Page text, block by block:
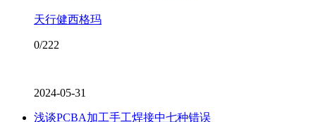
天行健西格玛
0/222
2024-05-31
浅谈PCBA加工手工焊接中七种错误